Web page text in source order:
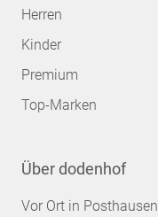
Herren
Kinder
Premium
Top-Marken
Über dodenhof
Vor Ort in Posthausen